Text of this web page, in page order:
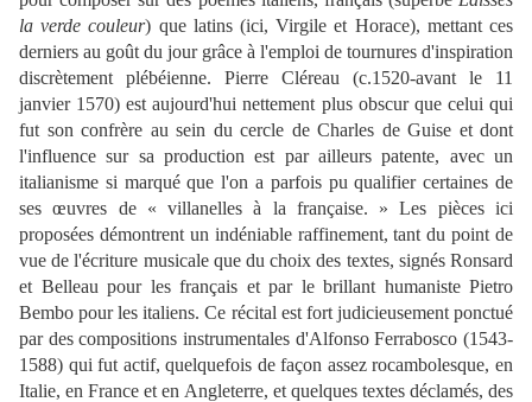
la verde couleur) que latins (ici, Virgile et Horace), mettant ces
derniers au goût du jour grâce à l'emploi de tournures d'inspiration
discrètement plébéienne. Pierre Cléreau (c.1520-avant le 11
janvier 1570) est aujourd'hui nettement plus obscur que celui qui
fut son confrère au sein du cercle de Charles de Guise et dont
l'influence sur sa production est par ailleurs patente, avec un
italianisme si marqué que l'on a parfois pu qualifier certaines de
ses œuvres de « villanelles à la française. » Les pièces ici
proposées démontrent un indéniable raffinement, tant du point de
vue de l'écriture musicale que du choix des textes, signés Ronsard
et Belleau pour les français et par le brillant humaniste Pietro
Bembo pour les italiens. Ce récital est fort judicieusement ponctué
par des compositions instrumentales d'Alfonso Ferrabosco (1543-
1588) qui fut actif, quelquefois de façon assez rocambolesque, en
Italie, en France et en Angleterre, et quelques textes déclamés, des